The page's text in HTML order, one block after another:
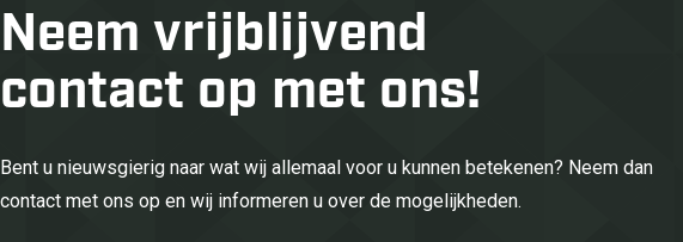
Neem vrijblijvend
contact op met ons!
Bent u nieuwsgierig naar wat wij allemaal voor u kunnen betekenen? Neem dan
contact met ons op en wij informeren u over de mogelijkheden.